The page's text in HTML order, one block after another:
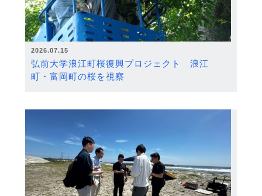
2026.07.15
弘前大学浪江町桜復興プロジェクト 浪江
町・富岡町の桜を視察